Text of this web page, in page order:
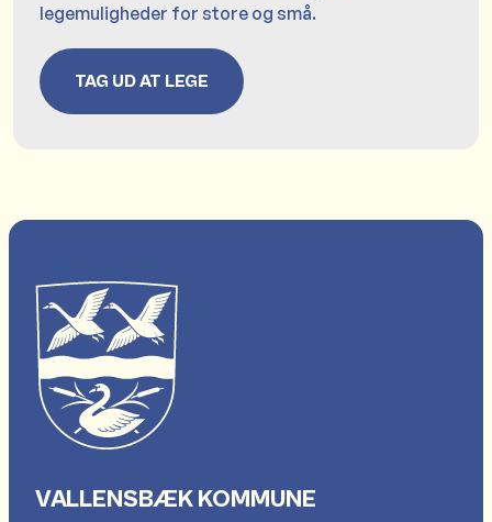
legemuligheder for store og små.
TAG UD AT LEGE
VALLENSBÆK KOMMUNE